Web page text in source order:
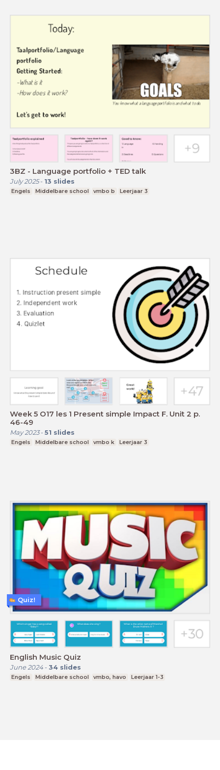
3BZ - Language portfolio + TED talk
July 2025- 13 slides
Engels Middelbare school vmbo b Leerjaar 3
Week 5 O17 les 1 Present simple Impact F. Unit 2 p.
46-49
May 2023- 51 slides
Engels Middelbare school vmbo k Leerjaar 3
English Music Quiz
June 2024- 34 slides
Engels Middelbare school vmbo, havo Leerjaar 1-3
Quiz!